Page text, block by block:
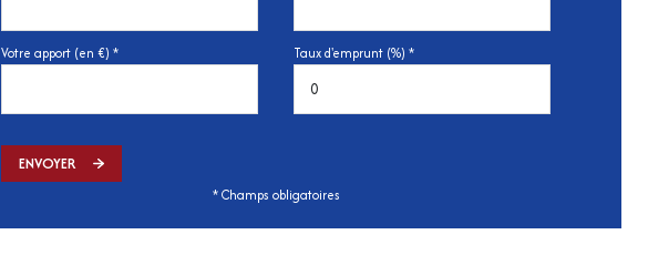
Votre apport (en €) * Taux d'emprunt (%) *
ENVOYER
* Champs obligatoires